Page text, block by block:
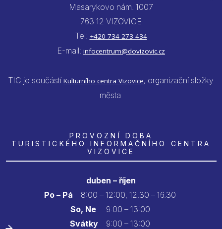
Masarykovo nám. 1007
763 12 VIZOVICE
Tel: +420 734 273 434
E-mail: infocentrum@dovizovic.cz
TIC je součástí Kulturního centra Vizovice, organizační složky
města
PROVOZNÍ DOBA
TURISTICKÉHO INFORMAČNÍHO CENTRA
VIZOVICE
duben – říjen
Po – Pá
8:00 – 12:00, 12.30 – 16.30
So, Ne9:00 – 13:00
Svátky 9:00 – 13:00